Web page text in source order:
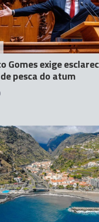
Gomes exige
pesca do atum